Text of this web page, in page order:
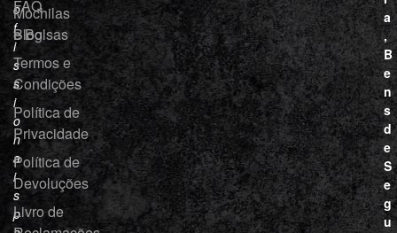
o
f
i
s
s
i
o
n
a
i
s
p
Mochilas
e Bolsas
FAQ
Blog
Termos e
Condições
Política de
Privacidade
Política de
Devoluções
Livro de
a
,
B
e
n
s
d
e
S
e
g
u